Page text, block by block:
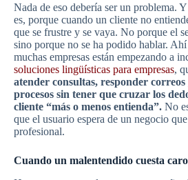
Nada de eso debería ser un problema.
es, porque cuando un cliente no
que se frustre y se vaya. No porque el
sino porque no se ha podido hablar.
muchas empresas están empezando a
soluciones lingüísticas para empresas,
atender consultas, responder
procesos sin tener que cruzar los
cliente “más o menos entienda”. No
que el usuario espera de un negocio
profesional.
Cuando un malentendido cuesta caro